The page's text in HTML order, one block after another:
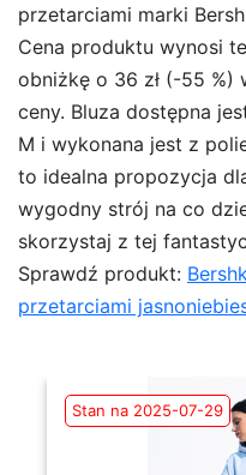
przetarciami marki
Cena produktu wynosi
obniżkę o 36 zł (-55 %)
ceny. Bluza dostępna
M i wykonana jest z
to idealna propozycja
wygodny strój na co
skorzystaj z tej
Sprawdź produkt:
przetarciami
Stan na 2025-07-29